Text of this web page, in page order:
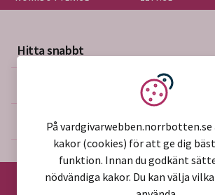
Hitta snabbt
Mer på vårdgivarwebben
Om webbplatsen
Vi
På vardgivarwebben.norrbotten.se
kakor (cookies) för att ge dig
funktion. Innan du godkänt
nödvändiga kakor. Du kan välja